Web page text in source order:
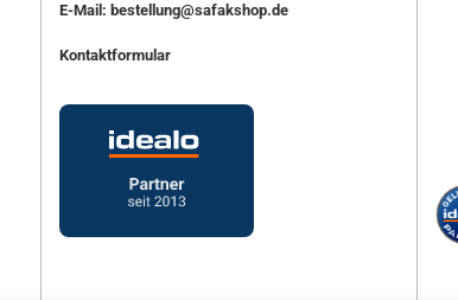
E-Mail: bestellung@safakshop.de
Kontaktformular